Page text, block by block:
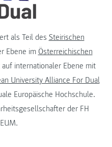
als Teil des Steirischen
Ebene im Österreichischen
internationaler Ebene mit
University Alliance For Dual
Europäische Hochschule.
der FH